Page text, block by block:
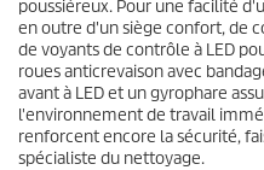
poussiéreux. Pour une facilité
en outre d'un siège confort, de
de voyants de contrôle à LED
roues anticrevaison avec
avant à LED et un gyrophare
l'environnement de travail
renforcent encore la sécurité,
spécialiste du nettoyage.